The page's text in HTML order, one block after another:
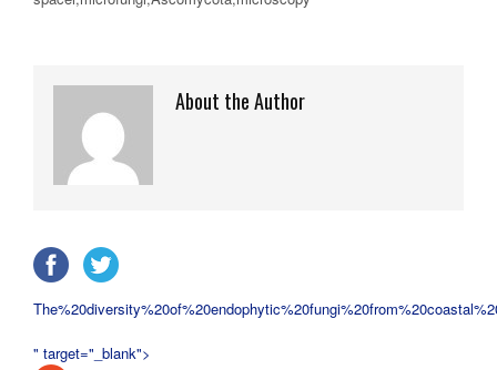
About the Author
" target="_blank">